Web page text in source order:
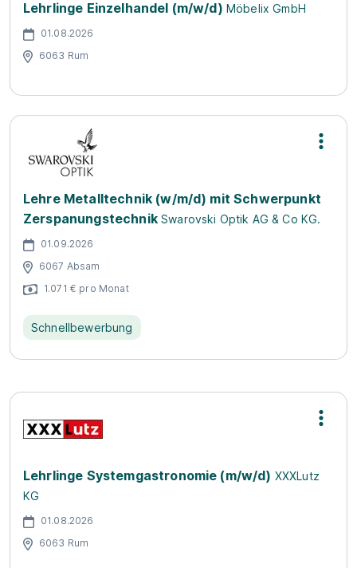
Lehrlinge Einzelhandel (m/w/d) Möbelix GmbH
01.08.2026
6063 Rum
Lehre Metalltechnik (w/m/d) mit Schwerpunkt
Zerspanungstechnik Swarovski Optik AG & Co KG.
01.09.2026
6067 Absam
1.071 € pro Monat
Schnellbewerbung
Lehrlinge Systemgastronomie (m/w/d) XXXLutz
KG
01.08.2026
6063 Rum